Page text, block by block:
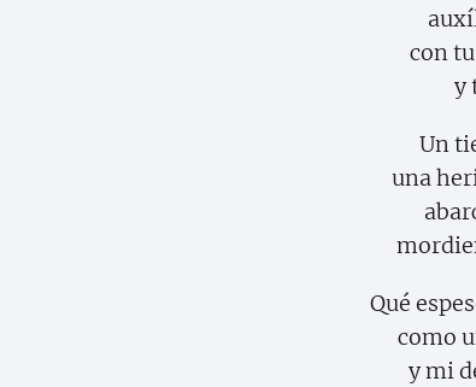
con
y
Un
una
Qué
como
y mi